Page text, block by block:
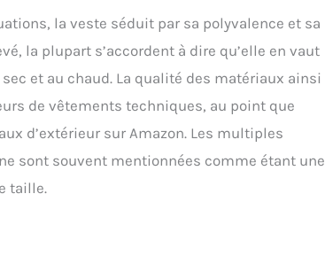
la veste séduit par sa polyvalence et sa
la plupart s’accordent à dire qu’elle en vaut
et au chaud. La qualité des matériaux ainsi
de vêtements techniques, au point que
d’extérieur sur Amazon. Les multiples
sont souvent mentionnées comme étant une
taille.